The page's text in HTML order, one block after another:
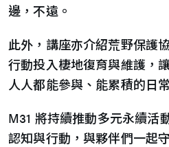
邊，不遠。
此外，講座亦介紹荒野保護
行動投入棲地復育與維護，
人人都能參與、能累積的日
M31 將持續推動多元永續活
認知與行動，與夥伴們一起